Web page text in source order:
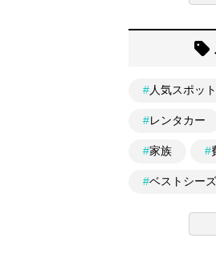
#人気スポット
#レンタカー
#家族 #
#ベストシー